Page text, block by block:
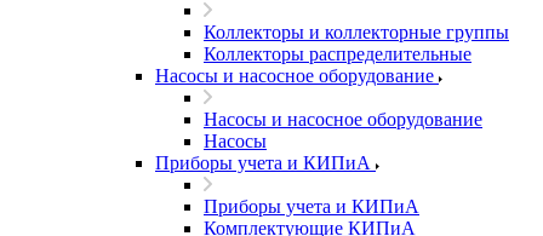
Коллекторы и коллекторные группы
Коллекторы распределительные
Насосы и насосное оборудование
Насосы и насосное оборудование
Насосы
Приборы учета и КИПиА
Приборы учета и КИПиА
Комплектующие КИПиА